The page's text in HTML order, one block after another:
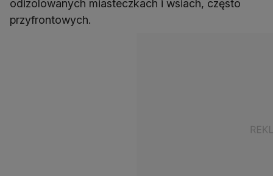
odizolowanych miasteczkach i wsiach, często
przyfrontowych.